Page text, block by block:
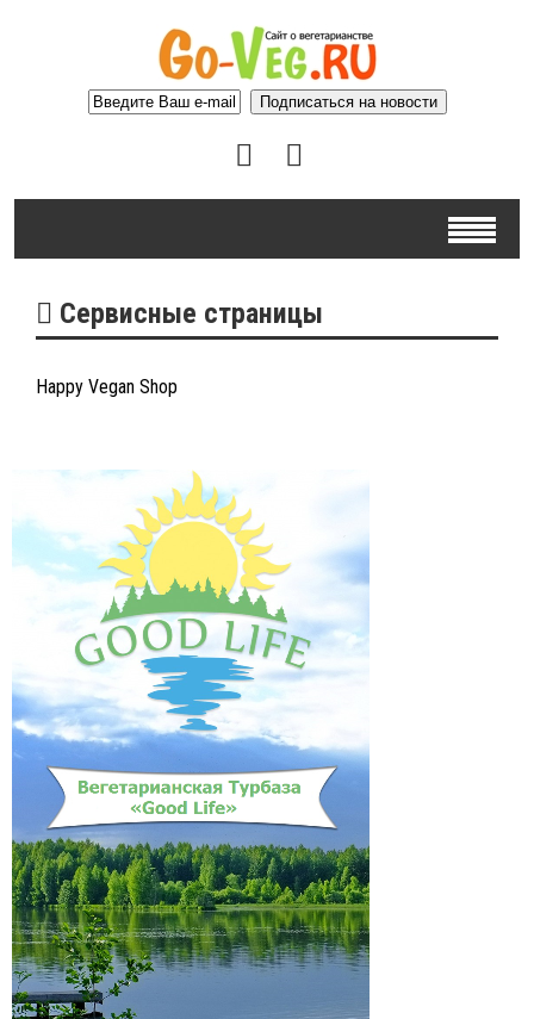
Сервисные страницы
Happy Vegan Shop